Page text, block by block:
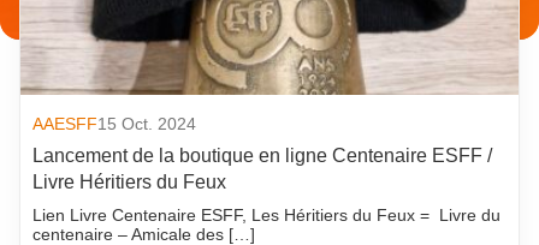
AAESFF15 Oct. 2024
Lancement de la boutique en ligne Centenaire ESFF /
Livre Héritiers du Feux
Lien Livre Centenaire ESFF, Les Héritiers du Feux = Livre du
centenaire – Amicale des […]